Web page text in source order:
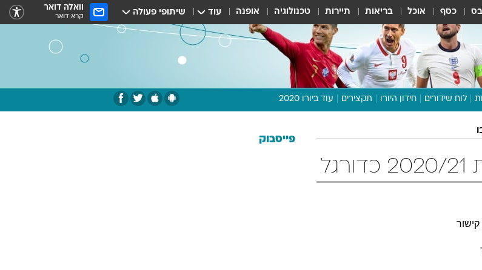
כסף אוכל בריאות תיירות טכנולוגיה אופנה עוד שיתופי פעולה וואלה דואר
קרא דואר
לוח שידורים חידון היורו תקצירים עוד ביורו 2020
תכנית היורו
לוח תוצאות
מגזין
פייסבוק